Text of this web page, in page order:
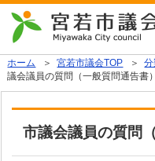
ホーム ＞宮若市議会TOP ＞分
議会議員の質問（一般質問通告書）
市議会議員の質問